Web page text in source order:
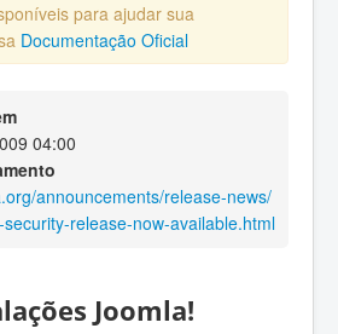
para ajudar sua
Documentação Oficial
04:00
announcements/release-news/
release-now-available.html
Joomla!